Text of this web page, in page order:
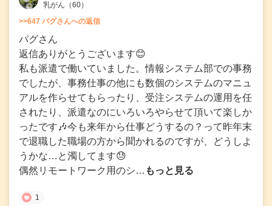
乳がん （60）
>>647 パグさんへの返信
パグさん
返信ありがとうございます😊
私も派遣で働いていました。情報システム部での事務
でしたが、事務仕事の他にも数個のシステムのマニュ
アルを作らせてもらったり、受注システムの運用を任
されたり、派遣なのにいろいろやらせて頂いて楽しか
ったです🎶今も来年から仕事どうするの？って昨年末
で退職した職場の方から聞かれるのですが、どうしよ
うかな…と濁してます😓
偶然リモートワーク用のシ… もっと見る
1